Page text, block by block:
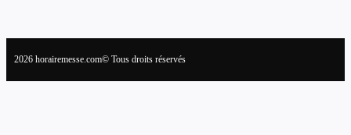
2026 horairemesse.com© Tous droits réservés